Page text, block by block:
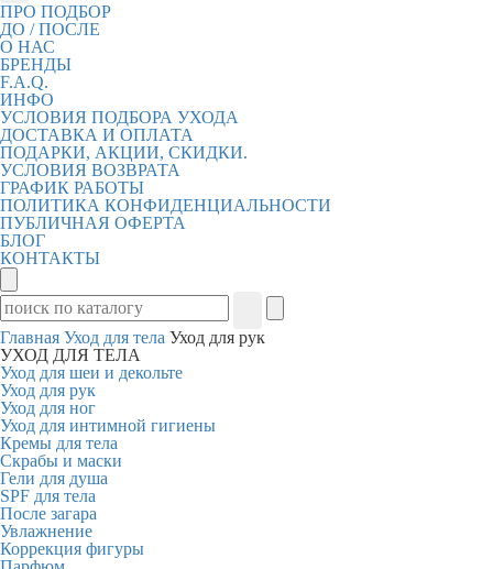
ПРО ПОДБОР
ДО / ПОСЛЕ
О НАС
БРЕНДЫ
F.A.Q.
ИНФО
УСЛОВИЯ ПОДБОРА УХОДА
ДОСТАВКА И ОПЛАТА
ПОДАРКИ, АКЦИИ, СКИДКИ.
УСЛОВИЯ ВОЗВРАТА
ГРАФИК РАБОТЫ
ПОЛИТИКА КОНФИДЕНЦИАЛЬНОСТИ
ПУБЛИЧНАЯ ОФЕРТА
БЛОГ
КОНТАКТЫ
Главная Уход для тела Уход для рук
УХОД ДЛЯ ТЕЛА
Уход для шеи и декольте
Уход для рук
Уход для ног
Уход для интимной гигиены
Кремы для тела
Скрабы и маски
Гели для душа
SPF для тела
После загара
Увлажнение
Коррекция фигуры